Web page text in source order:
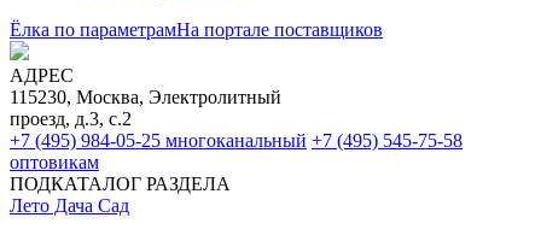
Ёлка по параметрамНа портале поставщиков
АДРЕС
115230, Москва, Электролитный
проезд, д.3, с.2
+7 (495) 984-05-25 многоканальный +7 (495) 545-75-58
оптовикам
ПОДКАТАЛОГ РАЗДЕЛА
Лето Дача Сад